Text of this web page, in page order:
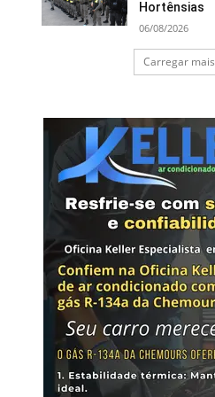
Hortênsias
06/08/2026
Carregar mais